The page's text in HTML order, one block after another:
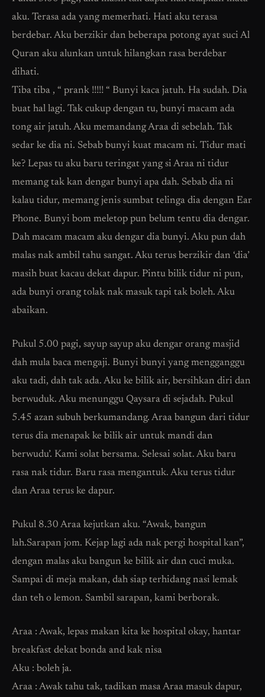
aku. Terasa ada yang memerhati. Hati aku terasa
berdebar. Aku berzikir dan beberapa potong ayat suci Al
Quran aku alunkan untuk hilangkan rasa berdebar
dihati.
Tiba tiba , “ prank !!!!! “ Bunyi kaca jatuh. Ha sudah. Dia
buat hal lagi. Tak cukup dengan tu, bunyi macam ada
tong air jatuh. Aku memandang Araa di sebelah. Tak
sedar ke dia ni. Sebab bunyi kuat macam ni. Tidur mati
ke? Lepas tu aku baru teringat yang si Araa ni tidur
memang tak kan dengar bunyi apa dah. Sebab dia ni
kalau tidur, memang jenis sumbat telinga dia dengan Ear
Phone. Bunyi bom meletop pun belum tentu dia dengar.
Dah macam macam aku dengar dia bunyi. Aku pun dah
malas nak ambil tahu sangat. Aku terus berzikir dan ‘dia’
masih buat kacau dekat dapur. Pintu bilik tidur ni pun,
ada bunyi orang tolak nak masuk tapi tak boleh. Aku
abaikan.
Pukul 5.00 pagi, sayup sayup aku dengar orang masjid
dah mula baca mengaji. Bunyi bunyi yang mengganggu
aku tadi, dah tak ada. Aku ke bilik air, bersihkan diri dan
berwuduk. Aku menunggu Qaysara di sejadah. Pukul
5.45 azan subuh berkumandang. Araa bangun dari tidur
terus dia menapak ke bilik air untuk mandi dan
berwudu’. Kami solat bersama. Selesai solat. Aku baru
rasa nak tidur. Baru rasa mengantuk. Aku terus tidur
dan Araa terus ke dapur.
Pukul 8.30 Araa kejutkan aku. “Awak, bangun
lah.Sarapan jom. Kejap lagi ada nak pergi hospital kan”,
dengan malas aku bangun ke bilik air dan cuci muka.
Sampai di meja makan, dah siap terhidang nasi lemak
dan teh o lemon. Sambil sarapan, kami berborak.
Araa : Awak, lepas makan kita ke hospital okay, hantar
breakfast dekat bonda and kak nisa
Aku : boleh ja.
Araa : Awak tahu tak, tadikan masa Araa masuk dapur,